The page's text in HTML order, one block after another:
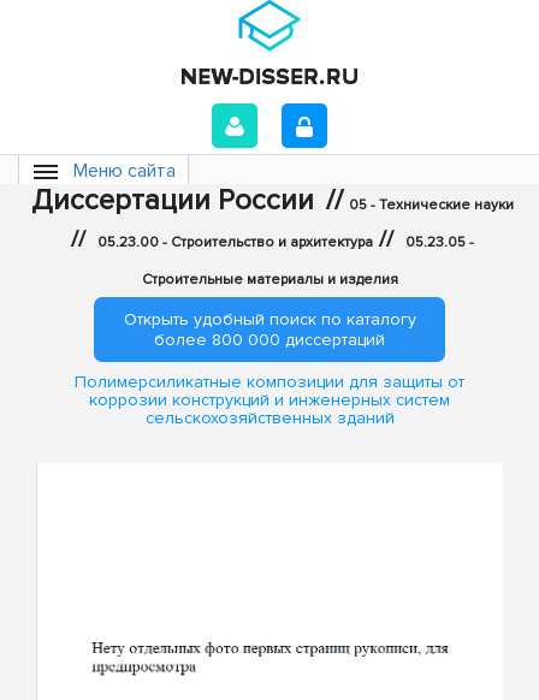
Меню сайта
Диссертации России // 05 - Технические науки
// 05.23.00 - Строительство и архитектура // 05.23.05 -
Строительные материалы и изделия
Открыть удобный поиск по каталогу
более 800 000 диссертаций
Полимерсиликатные композиции для защиты от
коррозии конструкций и инженерных систем
сельскохозяйственных зданий